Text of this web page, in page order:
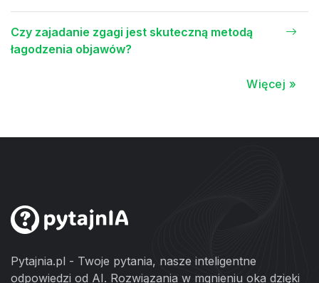
Czy zajadanie zgagi jest skuteczną metodą
łagodzenia objawów?
Więcej »
Pytajnia.pl - Twoje pytania, nasze inteligentne
odpowiedzi od AI. Rozwiązania w mgnieniu oka dzięki